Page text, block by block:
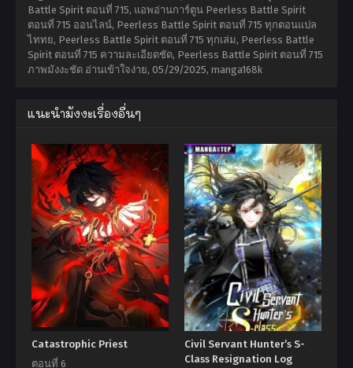
Battle Spirit ตอนที่ 715, แอพอ่านการ์ตูน Peerless Battle Spirit
ตอนที่ 715 ออนไลน์, Peerless Battle Spirit ตอนที่ 715 ทุกตอนแปล
ไททย, Peerless Battle Spirit ตอนที่ 715 ทุกเล่ม, Peerless Battle
Spirit ตอนที่ 715 ความละเอียดชัด, Peerless Battle Spirit ตอนที่ 715
ภาพมังงะชัด อ่านเข้าใจง่าย, 05/29/2025, manga168k
แนะนำมังงะเรื่องอื่นๆ
Catastrophic Priest
ตอนที่ 6
Civil Servant Hunter’s S-
Class Resignation Log